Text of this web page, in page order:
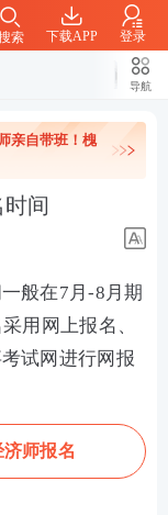
下载APP 登录
索
导航
亲自带班！槐
间
般在7月-8月期
用网上报名、
试网进行网 报
师报名